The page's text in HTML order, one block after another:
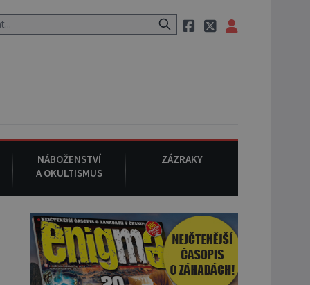
původu. : Na americké městečko
NÁBOŽENSTVÍ
A OKULTISMUS
ZÁZRAKY